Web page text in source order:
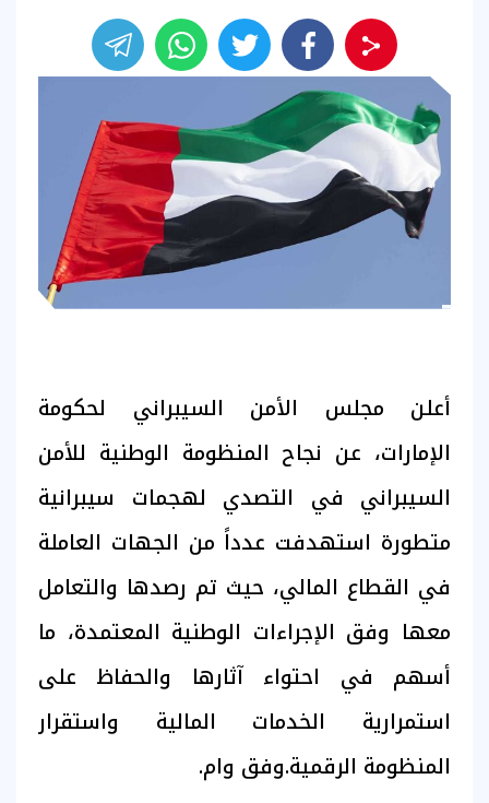
أعلن مجلس الأمن السيبراني لحكومة
الإمارات، عن نجاح المنظومة الوطنية للأمن
السيبراني في التصدي لهجمات سيبرانية
متطورة استهدفت عدداً من الجهات العاملة
في القطاع المالي، حيث تم رصدها والتعامل
معها وفق الإجراءات الوطنية المعتمدة، ما
أسهم في احتواء آثارها والحفاظ على
استمرارية الخدمات المالية واستقرار
المنظومة الرقمية.وفق وام.